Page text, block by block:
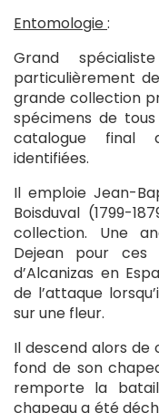
Entomologie:
Grand
particulièrement
grande collection
spécimens de
catalogue final
identifiées.
Il emploie Jean-
Boisduval (1799-
collection. Une
Dejean pour
d’Alcanizas en
de l’attaque
sur une fleur.
Il descend alors de
fond de son
remporte la
chapeau a été